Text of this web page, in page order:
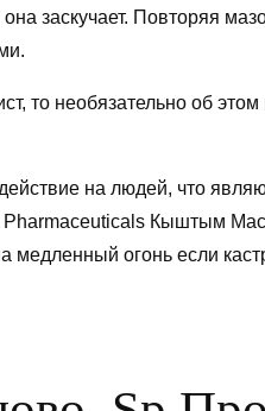
заскучает. Повторяя
то необязательно об
на людей, что
Кыштым
огонь если